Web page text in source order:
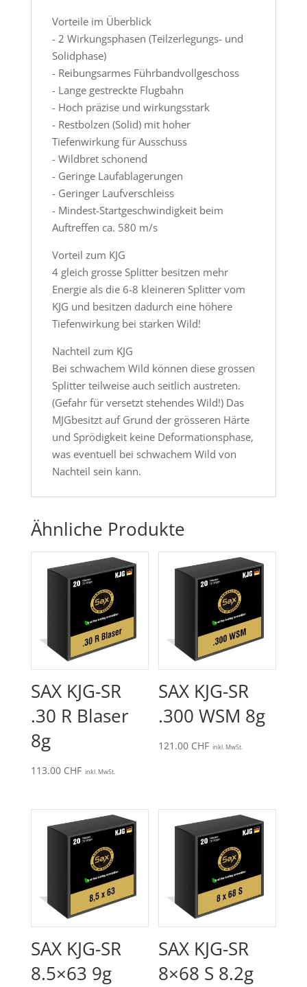
Vorteile im Überblick
- 2 Wirkungsphasen (Teilzerlegungs- und
Solidphase)
- Reibungsarmes Führbandvollgeschoss
- Lange gestreckte Flugbahn
- Hoch präzise und wirkungsstark
- Restbolzen (Solid) mit hoher
Tiefenwirkung für Ausschuss
- Wildbret schonend
- Geringe Laufablagerungen
- Geringer Laufverschleiss
- Mindest-Startgeschwindigkeit beim
Auftreffen ca. 580 m/s
Vorteil zum KJG
4 gleich grosse Splitter besitzen mehr
Energie als die 6-8 kleineren Splitter vom
KJG und besitzen dadurch eine höhere
Tiefenwirkung bei starken Wild!
Nachteil zum KJG
Bei schwachem Wild können diese grossen
Splitter teilweise auch seitlich austreten.
(Gefahr für versetzt stehendes Wild!) Das
MJGbesitzt auf Grund der grösseren Härte
und Sprödigkeit keine Deformationsphase,
was eventuell bei schwachem Wild von
Nachteil sein kann.
Ähnliche Produkte
SAX KJG-SR
.30 R Blaser
8g
113.00 CHF inkl. MwSt.
SAX KJG-SR
.300 WSM 8g
121.00 CHF inkl. MwSt.
SAX KJG-SR
8.5×63 9g
SAX KJG-SR
8×68 S 8.2g